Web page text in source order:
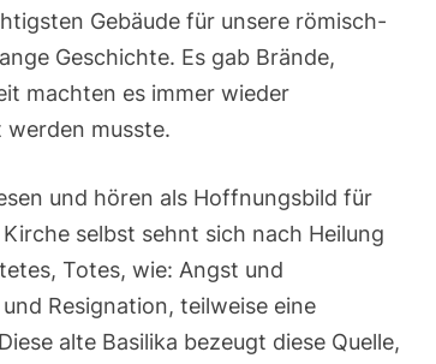
Gebäude für unsere römisch-
Geschichte. Es gab Brände,
machten es immer wieder
musste.
und hören als Hoffnungsbild für
selbst sehnt sich nach Heilung
Totes, wie: Angst und
Resignation, teilweise eine
alte Basilika bezeugt diese Quelle,